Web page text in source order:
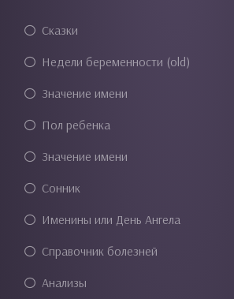
Сказки
Недели беременности (old)
Значение имени
Пол ребенка
Значение имени
Сонник
Именины или День Ангела
Справочник болезней
Анализы